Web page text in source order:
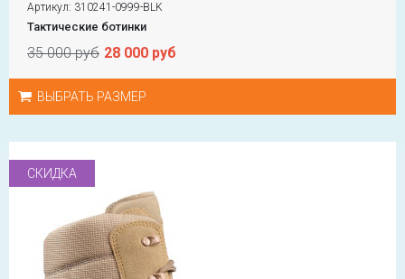
Артикул: 310241-0999-BLK
Тактические ботинки
35 000 руб 28 000 руб
ВЫБРАТЬ РАЗМЕР
СКИДКА